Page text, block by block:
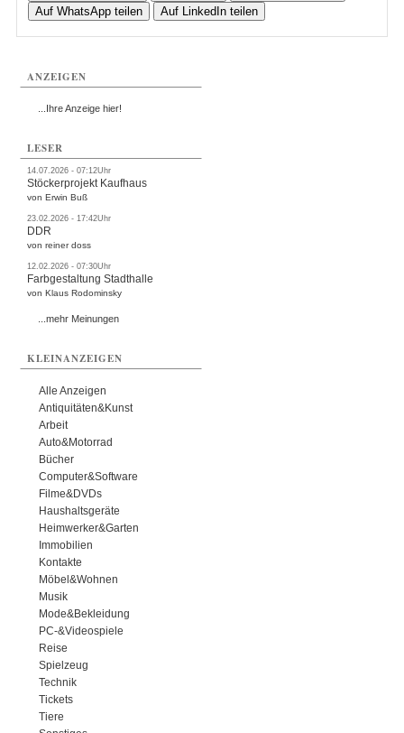
Auf WhatsApp teilen
Auf LinkedIn teilen
ANZEIGEN
...Ihre Anzeige hier!
LESER
14.07.2026 - 07:12Uhr
Stöckerprojekt Kaufhaus
von Erwin Buß
23.02.2026 - 17:42Uhr
DDR
von reiner doss
12.02.2026 - 07:30Uhr
Farbgestaltung Stadthalle
von Klaus Rodominsky
...mehr Meinungen
KLEINANZEIGEN
Alle Anzeigen
Antiquitäten&Kunst
Arbeit
Auto&Motorrad
Bücher
Computer&Software
Filme&DVDs
Haushaltsgeräte
Heimwerker&Garten
Immobilien
Kontakte
Möbel&Wohnen
Musik
Mode&Bekleidung
PC-&Videospiele
Reise
Spielzeug
Technik
Tickets
Tiere